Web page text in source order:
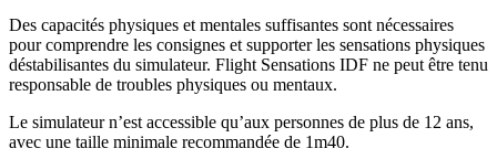
Des capacités physiques et mentales suffisantes sont nécessaires
pour comprendre les consignes et supporter les sensations physiques
déstabilisantes du simulateur. Flight Sensations IDF ne peut être tenu
responsable de troubles physiques ou mentaux.
Le simulateur n’est accessible qu’aux personnes de plus de 12 ans,
avec une taille minimale recommandée de 1m40.